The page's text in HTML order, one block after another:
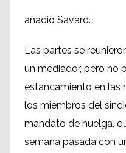
añadió Savard.
Las partes se
un mediador, pero no
estancamiento en las
los miembros del
mandato de huelga,
semana pasada con